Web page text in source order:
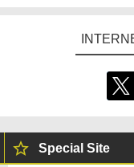
Special Site